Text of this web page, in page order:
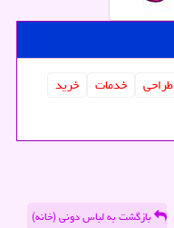
طراحی خدمات
خرید
بازگشت به لباس دونی (خانه)